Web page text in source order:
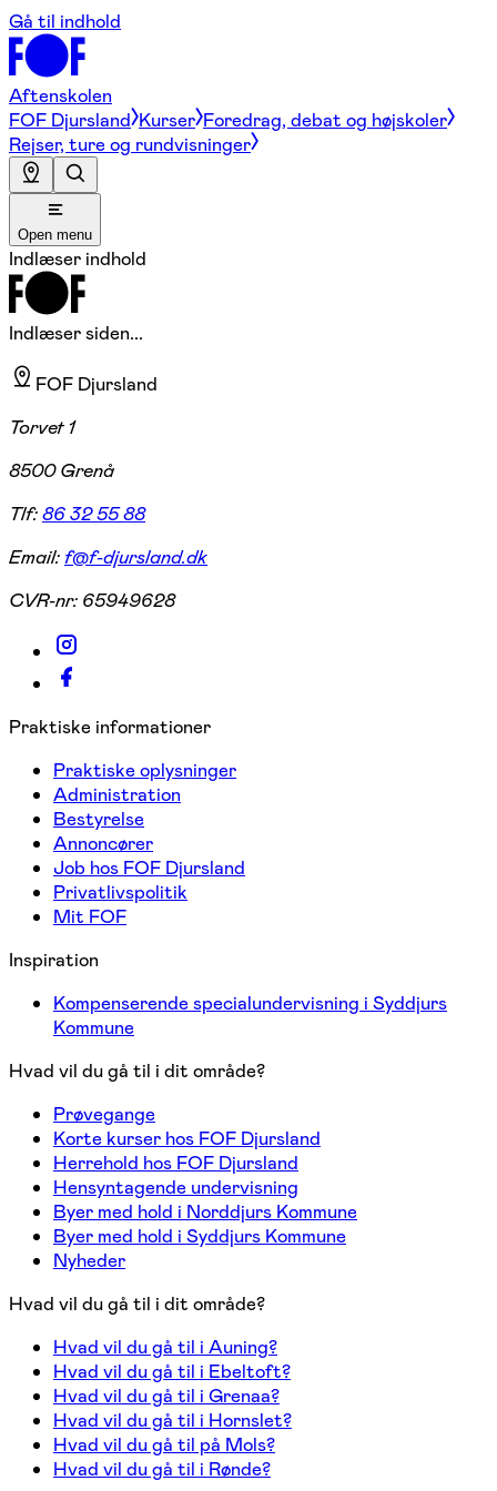
Gå til indhold
Aftenskolen
FOF Djursland Kurser Foredrag, debat og højskoler
Rejser, ture og rundvisninger
Open menu
Indlæser indhold
Indlæser siden...
FOF Djursland
Torvet 1
8500 Grenå
Tlf:86 32 55 88
Email:f@f-djursland.dk
CVR-nr: 65949628
Praktiske informationer
Praktiske oplysninger
Administration
Bestyrelse
Annoncører
Job hos FOF Djursland
Privatlivspolitik
Mit FOF
Inspiration
Kompenserende specialundervisning i Syddjurs
Kommune
Hvad vil du gå til i dit område?
Prøvegange
Korte kurser hos FOF Djursland
Herrehold hos FOF Djursland
Hensyntagende undervisning
Byer med hold i Norddjurs Kommune
Byer med hold i Syddjurs Kommune
Nyheder
Hvad vil du gå til i dit område?
Hvad vil du gå til i Auning?
Hvad vil du gå til i Ebeltoft?
Hvad vil du gå til i Grenaa?
Hvad vil du gå til i Hornslet?
Hvad vil du gå til på Mols?
Hvad vil du gå til i Rønde?